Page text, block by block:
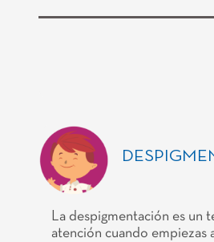
La despigmentación es un
atención cuando empiezas